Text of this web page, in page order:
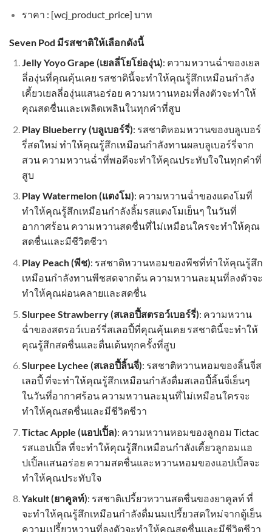
ราคา : [wcj_product_price] บาท
Seven Pod มีรสชาติให้เลือกดังนี้
Jelly Yoyo Grape (เยลลี่โยโย่องุ่น): ความหวานฉ่ำของเยล
ลี่องุ่นที่คุณคุ้นเคย รสชาตินี้จะทำให้คุณรู้สึกเหมือนกำลัง
เคี้ยวเยลลี่องุ่นแสนอร่อย ความหวานหอมที่ลงตัวจะทำให้
คุณสดชื่นและเพลิดเพลินในทุกคำที่สูบ
Play Blueberry (บลูเบอร์รี่): รสชาติหอมหวานของบลูเบอร์
รี่สดใหม่ ทำให้คุณรู้สึกเหมือนกำลังทานผลบลูเบอร์รี่จาก
สวน ความหวานฉ่ำที่พอดีจะทำให้คุณประทับใจในทุกคำที่
สูบ
Play Watermelon (แตงโม): ความหวานฉ่ำของแตงโมที่
ทำให้คุณรู้สึกเหมือนกำลังลิ้มรสแตงโมเย็นๆ ในวันที่
อากาศร้อน ความหวานสดชื่นที่ไม่เหมือนใครจะทำให้คุณ
สดชื่นและมีชีวิตชีวา
Play Peach (พีช): รสชาติหวานหอมของพีชที่ทำให้คุณรู้สึก
เหมือนกำลังทานพีชสดจากต้น ความหวานละมุนที่ลงตัวจะ
ทำให้คุณผ่อนคลายและสดชื่น
Slurpee Strawberry (สเลอปี้สตรอว์เบอร์รี่): ความหวาน
ฉ่ำของสตรอว์เบอร์รี่สเลอปี้ที่คุณคุ้นเคย รสชาตินี้จะทำให้
คุณรู้สึกสดชื่นและตื่นเต้นทุกครั้งที่สูบ
Slurpee Lychee (สเลอปี้ลิ้นจี่): รสชาติหวานหอมของลิ้นจี่ส
เลอปี้ ที่จะทำให้คุณรู้สึกเหมือนกำลังดื่มสเลอปี้ลิ้นจี่เย็นๆ
ในวันที่อากาศร้อน ความหวานละมุนที่ไม่เหมือนใครจะ
ทำให้คุณสดชื่นและมีชีวิตชีวา
Tictac Apple (แอปเปิ้ล): ความหวานหอมของลูกอม Tictac
รสแอปเปิ้ล ที่จะทำให้คุณรู้สึกเหมือนกำลังเคี้ยวลูกอมแอ
ปเปิ้ลแสนอร่อย ความสดชื่นและหวานหอมของแอปเปิ้ลจะ
ทำให้คุณประทับใจ
Yakult (ยาคูลท์): รสชาติเปรี้ยวหวานสดชื่นของยาคูลท์ ที่
จะทำให้คุณรู้สึกเหมือนกำลังดื่มนมเปรี้ยวสดใหม่จากตู้เย็น
ความเปรี้ยวหวานที่ลงตัวจะทำให้คุณสดชื่นและมีชีวิตชีวา